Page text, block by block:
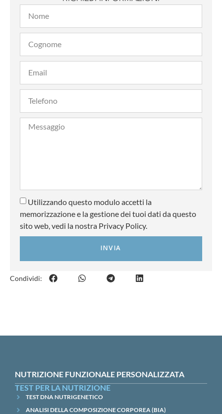
Utilizzando questo modulo accetti la
memorizzazione e la gestione dei tuoi dati da questo
sito web, vedi la nostra Privacy Policy.
INVIA
Condividi:
NUTRIZIONE FUNZIONALE PERSONALIZZATA
TEST PER LA NUTRIZIONE
TEST DNA NUTRIGENETICO
ANALISI DELLA COMPOSIZIONE CORPOREA (BIA)